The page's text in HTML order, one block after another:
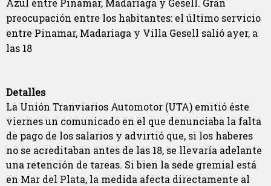
preocupación entre los habitantes: el último servicio
entre Pinamar, Madariaga y Villa Gesell salió ayer, a
las 18
Detalles
La Unión Tranviarios Automotor (UTA) emitió éste
viernes un comunicado en el que denunciaba la falta
de pago de los salarios y advirtió que, si los haberes
no se acreditaban antes de las 18, se llevaría adelante
una retención de tareas. Si bien la sede gremial está
en Mar del Plata, la medida afecta directamente al